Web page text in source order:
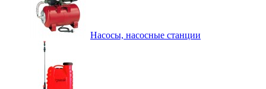
Насосы, насосные станции